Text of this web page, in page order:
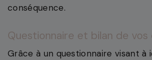
conséquence.
Questionnaire et bilan de
Grâce à un questionnaire visant à